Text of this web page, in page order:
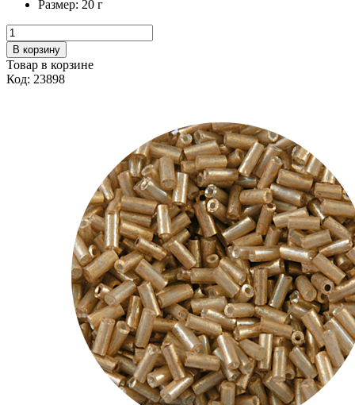
Размер: 20 г
В корзину
Товар в корзине
Код: 23898